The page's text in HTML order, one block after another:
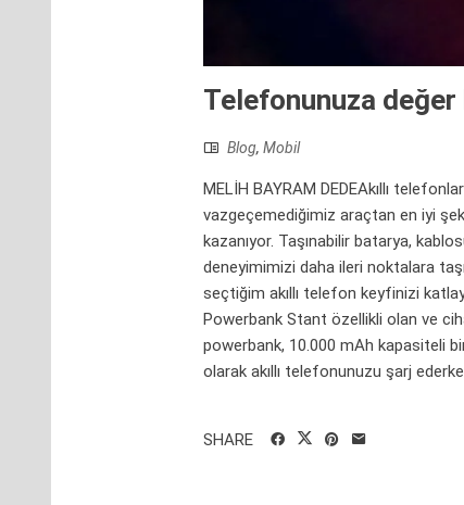
Telefonunuza
Blog, Mobil
MELİH BAYRAM DEDEAkıllı
vazgeçemediğimiz araçtan en iyi
kazanıyor. Taşınabilir batarya,
deneyimimizi daha ileri noktalara
seçtiğim akıllı telefon keyfinizi
Powerbank Stant özellikli olan ve
powerbank, 10.000 mAh kapasiteli
olarak akıllı telefonunuzu şarj
SHARE